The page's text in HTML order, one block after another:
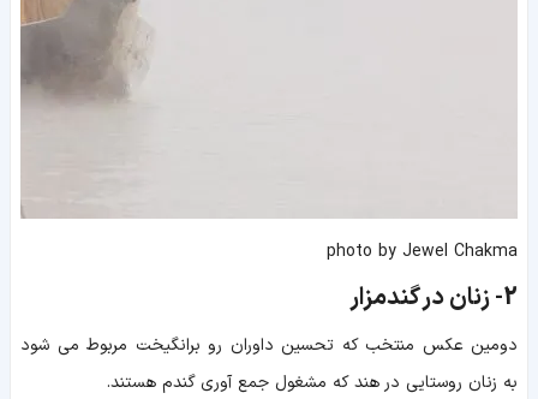
photo by Jewel Chakma
2- زنان در گندمزار
دومین عکس منتخب که تحسین داوران رو برانگیخت مربوط می شود
به زنان روستایی در هند که مشغول جمع آوری گندم هستند.